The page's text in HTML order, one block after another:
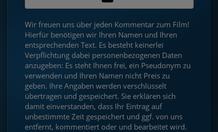
Wir freuen uns über jeden Kommentar zum Film!
Hierfür benötigen wir Ihren Namen und Ihren
entsprechenden Text. Es besteht keinerlei
Verpflichtung dabei personenbezogenen Daten
anzugeben: Es steht Ihnen frei, ein Pseudonym zu
verwenden und Ihren Namen nicht Preis zu
geben. Ihre Angaben werden verschlüsselt
übertragen und gespeichert. Sie erklären sich
damit einverstanden, dass Ihr Eintrag auf
unbestimmte Zeit gespeichert und ggf. von uns
entfernt, kommentiert oder und bearbeitet wird.